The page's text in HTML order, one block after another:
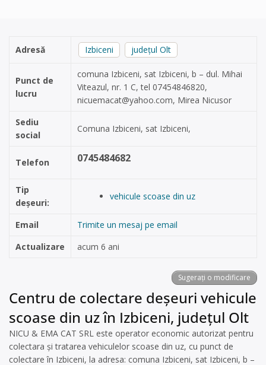
Adresă Izbiceni județul Olt
Punct de
lucru
comuna Izbiceni, sat Izbiceni, b – dul. Mihai
Viteazul, nr. 1 C, tel 07454846820,
nicuemacat@yahoo.com, Mirea Nicusor
Sediu
social
Comuna Izbiceni, sat Izbiceni,
Telefon 0745484682
Tip
deșeuri:
vehicule scoase din uz
Email
Trimite un mesaj pe email
Actualizare
acum 6 ani
Sugerați o modificare
Centru de colectare deșeuri vehicule
scoase din uz în Izbiceni, județul Olt
NICU & EMA CAT SRL este operator economic autorizat pentru
colectara și tratarea vehiculelor scoase din uz, cu punct de
colectare în Izbiceni, la adresa: comuna Izbiceni, sat Izbiceni, b –